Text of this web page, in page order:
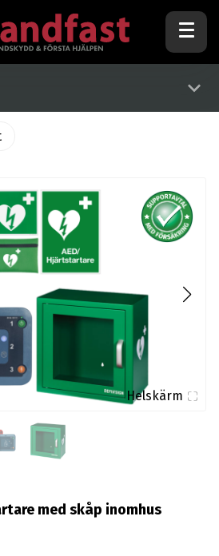
Helskärm
med skåp inomhus